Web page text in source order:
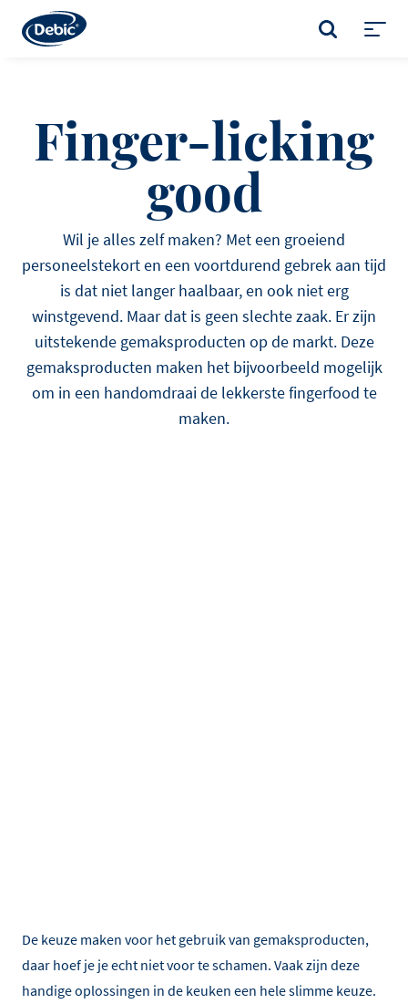
main
ZOEKEN
Finger-licking
good
Wil je alles zelf maken? Met een groeiend
personeelstekort en een voortdurend gebrek aan tijd
is dat niet langer haalbaar, en ook niet erg
winstgevend. Maar dat is geen slechte zaak. Er zijn
uitstekende gemaksproducten op de markt. Deze
gemaksproducten maken het bijvoorbeeld mogelijk
om in een handomdraai de lekkerste fingerfood te
maken.
De keuze maken voor het gebruik van gemaksproducten,
daar hoef je je echt niet voor te schamen. Vaak zijn deze
handige oplossingen in de keuken een hele slimme keuze.